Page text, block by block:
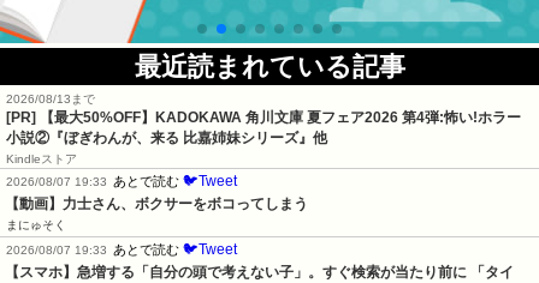
最近読まれている記事
2026/08/13まで
[PR] 【最大50%OFF】KADOKAWA 角川文庫 夏フェア2026 第4弾:怖い!ホラー
小説②『ぼぎわんが、来る 比嘉姉妹シリーズ』他
Kindleストア
2026/08/07 19:33
あとで読む 🐦Tweet
【動画】力士さん、ボクサーをボコってしまう
まにゅそく
2026/08/07 19:33
あとで読む 🐦Tweet
【スマホ】急増する「自分の頭で考えない子」。すぐ検索が当たり前に 「タイ